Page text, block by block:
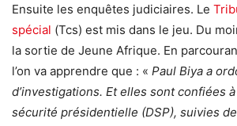
Ensuite les enquêtes judiciaires. Le
spécial (Tcs) est mis dans le jeu. Du
la sortie de Jeune Afrique. En
l’on va apprendre que : « Paul Biya a
d’investigations. Et elles sont confiées
sécurité présidentielle (DSP), suivies